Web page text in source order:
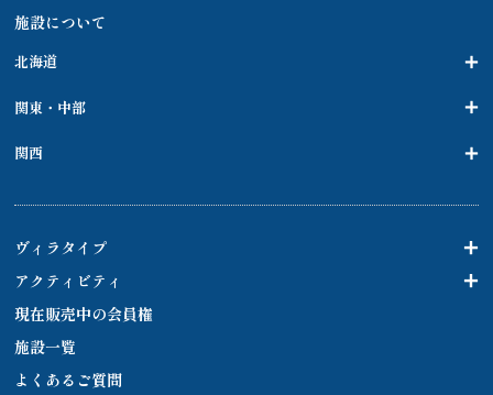
施設について
北海道
関東・中部
関西
ヴィラタイプ
アクティビティ
現在販売中の会員権
施設一覧
よくあるご質問